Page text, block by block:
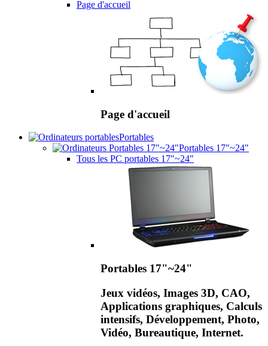
Page d'accueil
Page d'accueil
Portables
Portables 17"~24"
Tous les PC portables 17"~24"
Portables 17"~24"
Jeux vidéos, Images 3D, CAO,
Applications graphiques, Calculs
intensifs, Développement, Photo,
Vidéo, Bureautique, Internet.